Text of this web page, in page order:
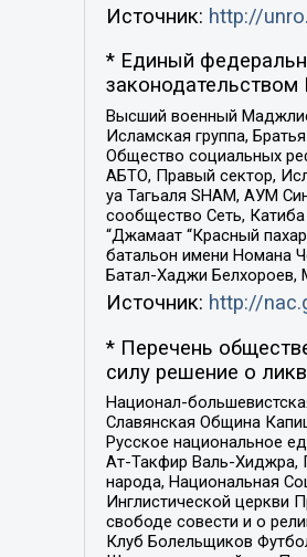
Источник: http://
* Единый
Высший военный
Исламская группа,
Общество социальных
АБТО, Правый сектор,
уа Тагьаля SHAM, АУМ
сообщество Сеть,
“Джамаат “Красный
батальон имени Номана
Батал-Хаджи Белхороев,
Источник: http://
* Перечень
силу решение о
Национал-
Славянская Община
Русское национальное
Ат-Такфир Валь-Хиджра,
народа, Национальная
Инглистической церкви
свободе совести и о
Клуб Болельщиков